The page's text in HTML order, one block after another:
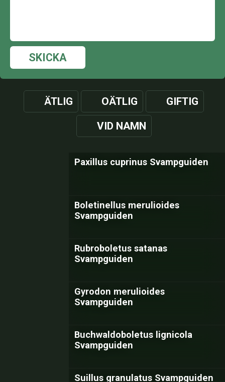
SKICKA
ÄTLIG OÄTLIG GIFTIG
VID NAMN
Paxillus cuprinus Svampguiden
Boletinellus merulioides
Svampguiden
Rubroboletus satanas
Svampguiden
Gyrodon merulioides
Svampguiden
Buchwaldoboletus lignicola
Svampguiden
Suillus granulatus Svampguiden